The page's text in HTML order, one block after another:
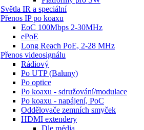
Světla IR a speciální
Přenos IP po koaxu
EoC 100Mbps 2-30MHz
ePoE
Long Reach PoE, 2-28 MHz
Přenos videosignálu
Rádiový
Po UTP (Baluny)
Po optice
Po koaxu - sdružování/modulace
Po koaxu - napájení, PoC
Oddělovače zemních smyček
HDMI extendery